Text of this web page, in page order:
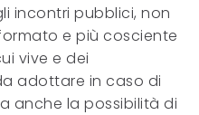
incontri pubblici, non
e più cosciente
vive e dei
adottare in caso di
anche la possibilità di